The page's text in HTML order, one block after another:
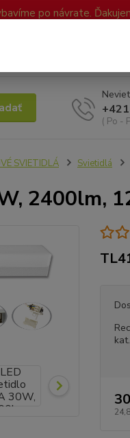
po návrate.
( Po -
SVIETIDLÁ Svietidlá
2400lm,